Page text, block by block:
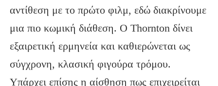
αντίθεση με το πρώτο φιλμ, εδώ διακρίνουμε
μια πιο κωμική διάθεση. Ο Thornton δίνει
εξαιρετική ερμηνεία και καθιερώνεται ως
σύγχρονη, κλασική φιγούρα τρόμου.
Υπάρχει επίσης η αίσθηση πως επιχειρείται